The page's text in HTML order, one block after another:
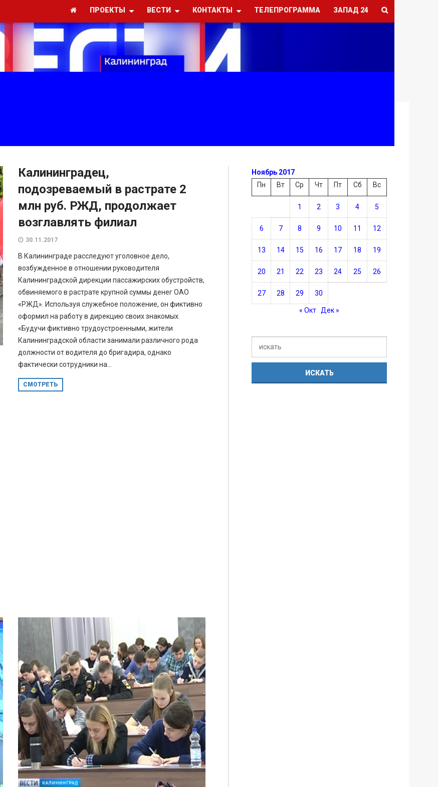
ПРОЕКТЫ ВЕСТИ КОНТАКТЫ ТЕЛЕПРОГРАММА ЗАПАД 24
Калининградец,
подозреваемый в растрате 2
млн руб. РЖД, продолжает
возглавлять филиал
30.11.2017
В Калининграде расследуют уголовное дело,
возбужденное в отношении руководителя
Калининградской дирекции пассажирских обустройств,
обвиняемого в растрате крупной суммы денег ОАО
«РЖД». Используя служебное положение, он фиктивно
оформил на работу в дирекцию своих знакомых.
«Будучи фиктивно трудоустроенными, жители
Калининградской области занимали различного рода
должности от водителя до бригадира, однако
фактически сотрудники на...
СМОТРЕТЬ
Ноябрь 2017
Пн
Вт Ср Чт Пт Сб Вс
1 2 3 4 5
6 7 8 9 10 11 12
13 14 15 16 17 18 19
20 21 22 23 24 25 26
27 28 29 30
« Окт Дек »